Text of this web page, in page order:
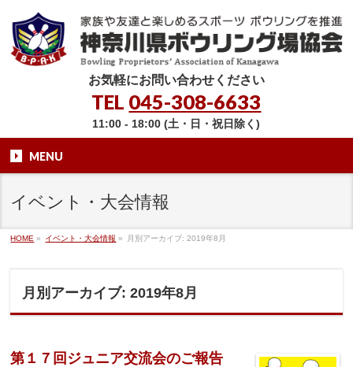
お気軽にお問い合わせください
TEL 045-308-6633
11:00 - 18:00 (土・日・祝日除く)
MENU
イベント・大会情報
HOME » イベント・大会情報 » 月別アーカイブ: 2019年8月
月別アーカイブ: 2019年8月
第１７回ジュニア交流会のご報告